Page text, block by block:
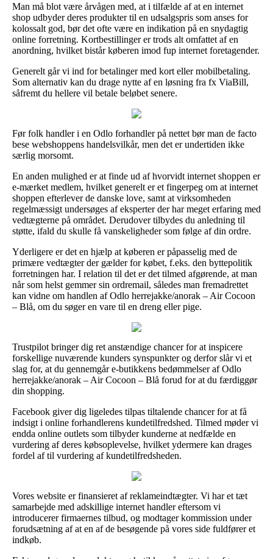
Man må blot være årvågen med, at i tilfælde af at en internet
shop udbyder deres produkter til en udsalgspris som anses for
kolossalt god, bør det ofte være en indikation på en snydagtig
online forretning. Kortbestillinger er trods alt omfattet af en
anordning, hvilket bistår køberen imod fup internet foretagender.
Generelt går vi ind for betalinger med kort eller mobilbetaling.
Som alternativ kan du drage nytte af en løsning fra fx ViaBill,
såfremt du hellere vil betale beløbet senere.
Før folk handler i en Odlo forhandler på nettet bør man de facto
bese webshoppens handelsvilkår, men det er undertiden ikke
særlig morsomt.
En anden mulighed er at finde ud af hvorvidt internet shoppen er
e-mærket medlem, hvilket generelt er et fingerpeg om at internet
shoppen efterlever de danske love, samt at virksomheden
regelmæssigt undersøges af eksperter der har meget erfaring med
vedtægterne på området. Derudover tilbydes du anledning til
støtte, ifald du skulle få vanskeligheder som følge af din ordre.
Yderligere er det en hjælp at køberen er påpasselig med de
primære vedtægter der gælder for købet, f.eks. den byttepolitik
forretningen har. I relation til det er det tilmed afgørende, at man
når som helst gemmer sin ordremail, således man fremadrettet
kan vidne om handlen af Odlo herrejakke/anorak – Air Cocoon
– Blå, om du søger en vare til en dreng eller pige.
Trustpilot bringer dig ret anstændige chancer for at inspicere
forskellige nuværende kunders synspunkter og derfor slår vi et
slag for, at du gennemgår e-butikkens bedømmelser af Odlo
herrejakke/anorak – Air Cocoon – Blå forud for at du færdiggør
din shopping.
Facebook giver dig ligeledes tilpas tiltalende chancer for at få
indsigt i online forhandlerens kundetilfredshed. Tilmed møder vi
endda online outlets som tilbyder kunderne at nedfælde en
vurdering af deres købsoplevelse, hvilket ydermere kan drages
fordel af til vurdering af kundetilfredsheden.
Vores website er finansieret af reklameindtægter. Vi har et tæt
samarbejde med adskillige internet handler eftersom vi
introducerer firmaernes tilbud, og modtager kommission under
forudsætning af at en af de besøgende på vores side fuldfører et
indkøb.